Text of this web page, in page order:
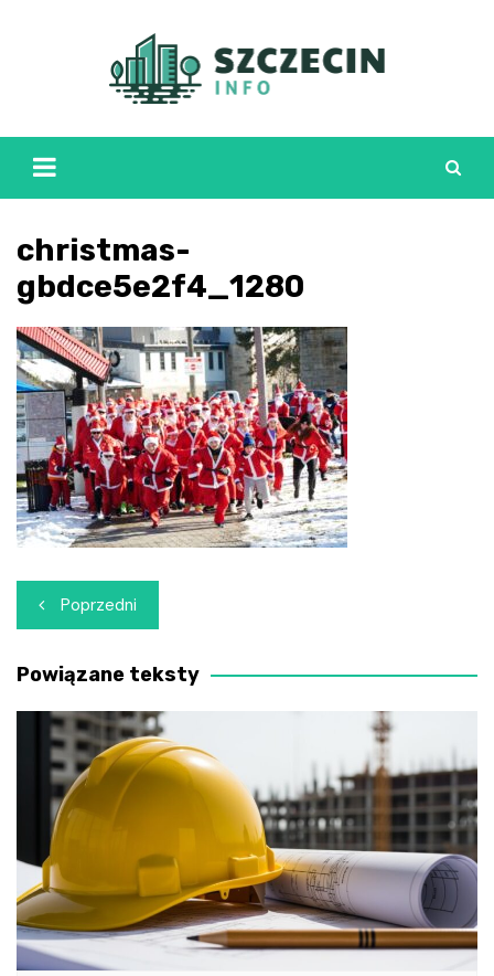
christmas-
gbdce5e2f4_1280
Nawigacja
wpisu
Poprzedni
Powiązane teksty